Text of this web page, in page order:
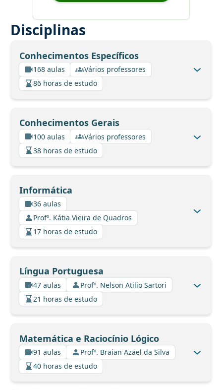
Disciplinas
Conhecimentos Específicos
168 aulas
Vários professores
86 horas de estudo
Conhecimentos Gerais
100 aulas
Vários professores
38 horas de estudo
Informática
36 aulas
Profº. Kátia Vieira de Quadros
17 horas de estudo
Língua Portuguesa
47 aulas
Profº. Nelson Atilio Sartori
21 horas de estudo
Matemática e Raciocínio Lógico
91 aulas
Profº. Braian Azael da Silva
40 horas de estudo